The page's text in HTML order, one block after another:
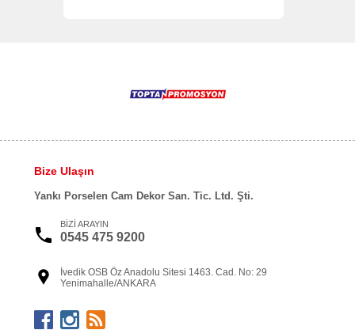
Bize Ulaşın
Yankı Porselen Cam Dekor San. Tic. Ltd. Şti.
BİZİ ARAYIN
0545 475 9200
İvedik OSB Öz Anadolu Sitesi 1463. Cad. No: 29
Yenimahalle/ANKARA